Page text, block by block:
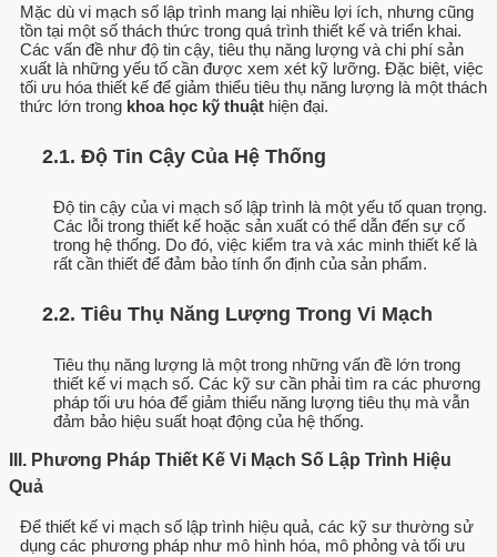
Mặc dù vi mạch số lập trình mang lại nhiều lợi ích, nhưng cũng
tồn tại một số thách thức trong quá trình thiết kế và triển khai.
Các vấn đề như độ tin cậy, tiêu thụ năng lượng và chi phí sản
xuất là những yếu tố cần được xem xét kỹ lưỡng. Đặc biệt, việc
tối ưu hóa thiết kế để giảm thiểu tiêu thụ năng lượng là một thách
thức lớn trong khoa học kỹ thuật hiện đại.
2.1. Độ Tin Cậy Của Hệ Thống
Độ tin cậy của vi mạch số lập trình là một yếu tố quan trọng.
Các lỗi trong thiết kế hoặc sản xuất có thể dẫn đến sự cố
trong hệ thống. Do đó, việc kiểm tra và xác minh thiết kế là
rất cần thiết để đảm bảo tính ổn định của sản phẩm.
2.2. Tiêu Thụ Năng Lượng Trong Vi Mạch
Tiêu thụ năng lượng là một trong những vấn đề lớn trong
thiết kế vi mạch số. Các kỹ sư cần phải tìm ra các phương
pháp tối ưu hóa để giảm thiểu năng lượng tiêu thụ mà vẫn
đảm bảo hiệu suất hoạt động của hệ thống.
III. Phương Pháp Thiết Kế Vi Mạch Số Lập Trình Hiệu
Quả
Để thiết kế vi mạch số lập trình hiệu quả, các kỹ sư thường sử
dụng các phương pháp như mô hình hóa, mô phỏng và tối ưu